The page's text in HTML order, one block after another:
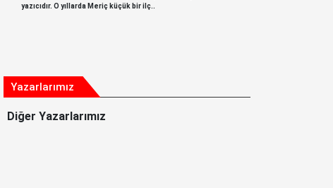
yazıcıdır. O yıllarda Meriç küçük bir ilç..
Yazarlarımız
Diğer Yazarlarımız